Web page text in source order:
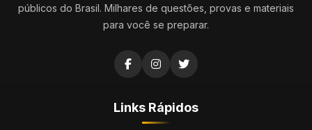
públicos do Brasil. Milhares de questões, provas e materiais
para você se preparar.
Links Rápidos